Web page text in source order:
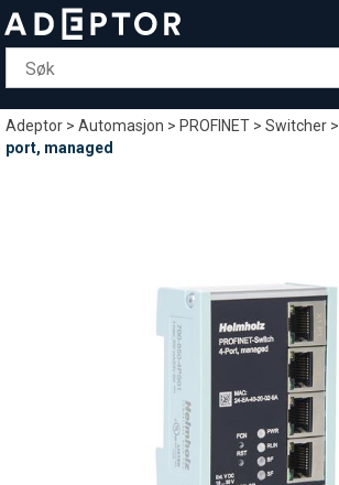
Adeptor>Automasjon>PROFINET>Switcher>
port, managed